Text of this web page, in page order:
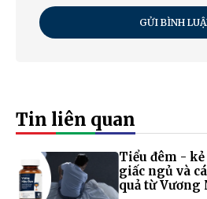
GỬI BÌNH
Tin liên quan
Tiểu đêm -
giấc ngủ và
quả từ Vương